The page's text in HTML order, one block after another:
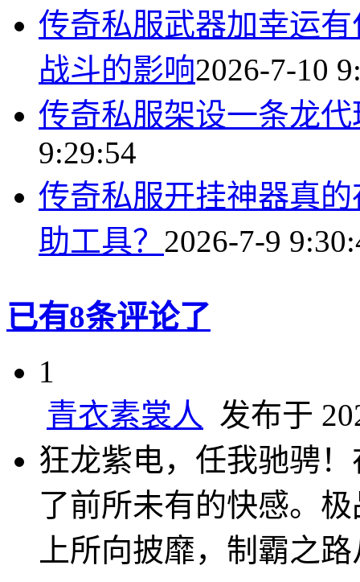
传奇私服武器加幸运
战斗的影响2026-7-10
传奇私服架设一条龙
9:29:54
传奇私服开挂神器真
助工具？ 2026-7-9
已有8条评论了
1
青衣素裳人 发布于
狂龙紫电，任我驰骋
了前所未有的快感。
上所向披靡，制霸之